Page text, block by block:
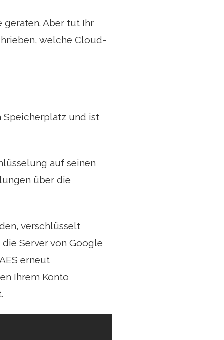
geraten. Aber tut Ihr
welche Cloud-
Speicherplatz und ist
auf seinen
über die
verschlüsselt
Server von Google
erneut
Ihrem Konto